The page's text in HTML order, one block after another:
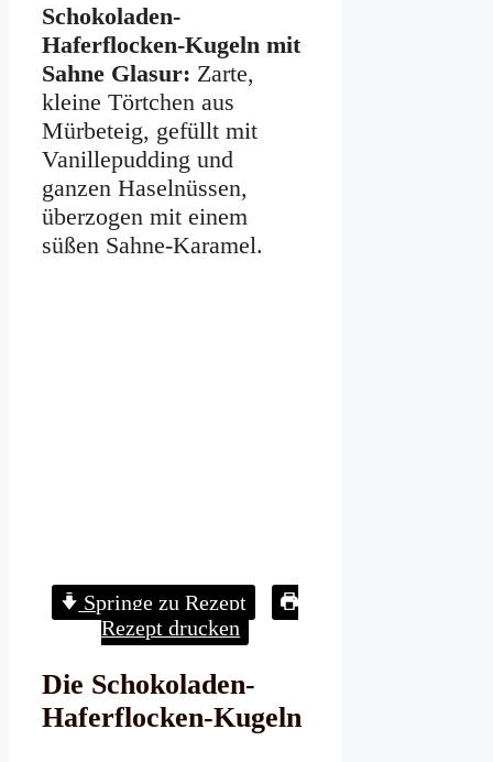
Schokoladen-
Haferflocken-Kugeln mit
Sahne Glasur: Zarte,
kleine Törtchen aus
Mürbeteig, gefüllt mit
Vanillepudding und
ganzen Haselnüssen,
überzogen mit einem
süßen Sahne-Karamel.
Springe zu Rezept
Rezept drucken
Die Schokoladen-
Haferflocken-Kugeln